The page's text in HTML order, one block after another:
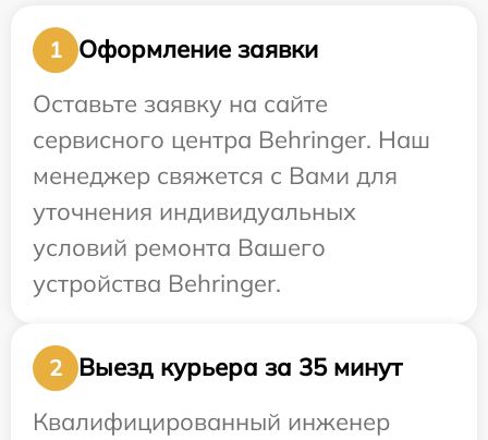
1
Оформление заявки
Оставьте заявку на сайте
сервисного центра Behringer. Наш
менеджер свяжется с Вами для
уточнения индивидуальных
условий ремонта Вашего
устройства Behringer.
2
Выезд курьера за 35 минут
Квалифицированный инженер